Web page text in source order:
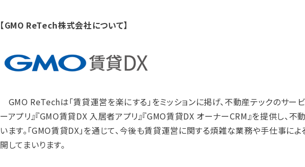
【GMO ReTech株式会社について】
GMO ReTechは「賃貸運営を楽にする」をミッションに掲げ、不動産テックのサー
ーアプリ』『GMO賃貸DX 入居者アプリ』『GMO賃貸DX オーナーCRM』を提供し、
います。「GMO賃貸DX」を通じて、今後も賃貸運営に関する煩雑な業務や手仕事に
開してまいります。